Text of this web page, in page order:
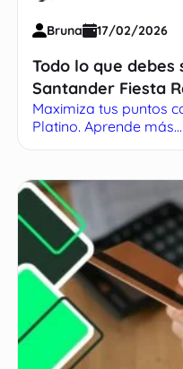
Bruna 17/02/2026
Todo lo que
Santander Fiesta
Maximiza tus puntos
Platino. Aprende más...